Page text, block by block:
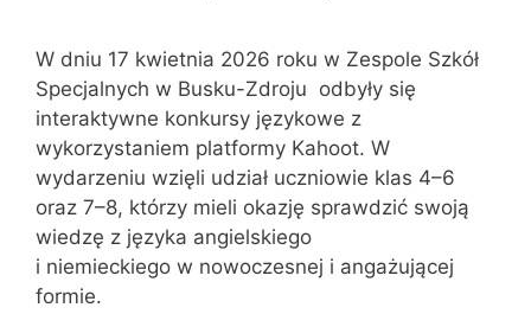
W dniu 17 kwietnia 2026 roku w Zespole Szkół
Specjalnych w Busku-Zdroju odbyły się
interaktywne konkursy językowe z
wykorzystaniem platformy Kahoot. W
wydarzeniu wzięli udział uczniowie klas 4–6
oraz 7–8, którzy mieli okazję sprawdzić swoją
wiedzę z języka angielskiego
i niemieckiego w nowoczesnej i angażującej
formie.